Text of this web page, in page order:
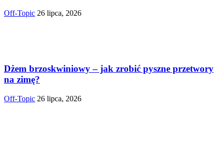
Off-Topic 26 lipca, 2026
Dżem brzoskwiniowy – jak zrobić pyszne przetwory
na zimę?
Off-Topic 26 lipca, 2026